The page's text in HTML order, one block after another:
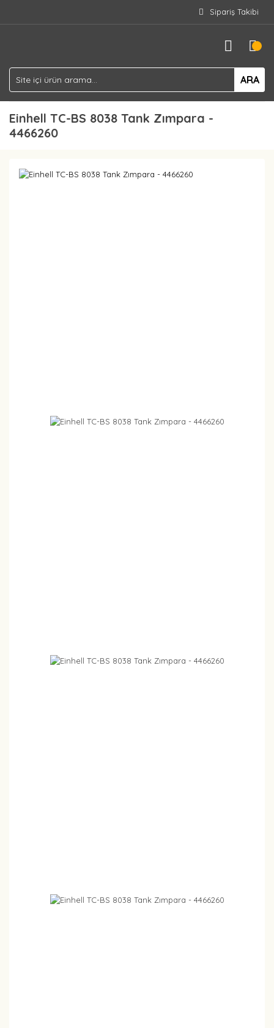
Sipariş Takibi
ARA
Einhell TC-BS 8038 Tank Zımpara -
4466260